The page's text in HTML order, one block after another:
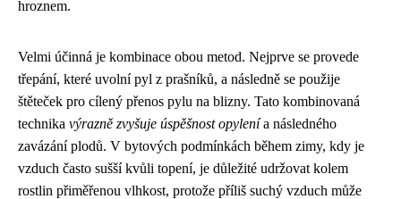
hroznem.
Velmi účinná je kombinace obou metod. Nejprve se provede
třepání, které uvolní pyl z prašníků, a následně se použije
štěteček pro cílený přenos pylu na blizny. Tato kombinovaná
technika výrazně zvyšuje úspěšnost opylenía následného
zavázání plodů. V bytových podmínkách během zimy, kdy je
vzduch často sušší kvůli topení, je důležité udržovat kolem
rostlin přiměřenou vlhkost, protože příliš suchý vzduch může